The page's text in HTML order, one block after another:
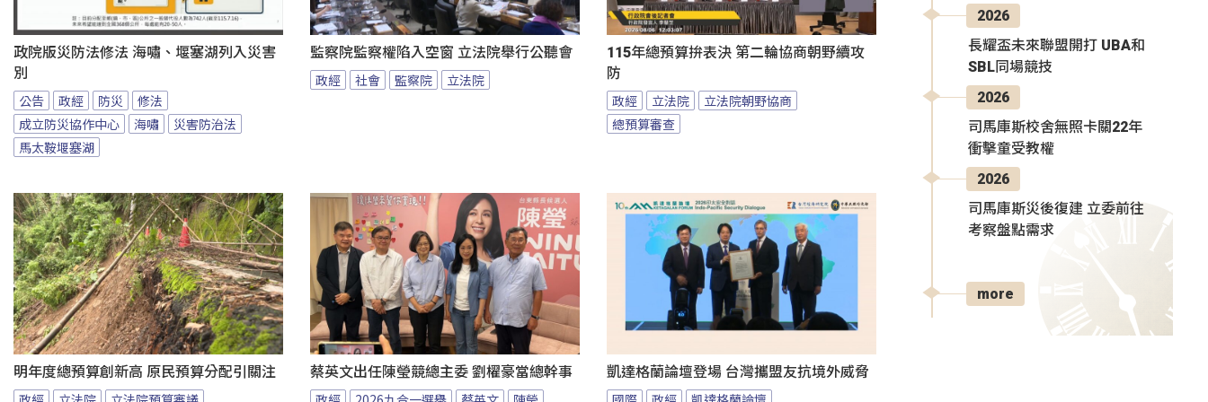
政院版災防法修法 海嘯、堰塞湖列入災害
別
公告 政經 防災
修法
成立防災協作中心
海嘯
災害防治法
馬太鞍堰塞湖
監察院監察權陷入空窗 立法院舉行公聽會
政經 社會 監察院 立法院
115年總預算拚表決 第二輪協商朝野續攻
防
政經 立法院
立法院朝野協商
總預算審查
明年度總預算創新高 原民預算分配引關注 蔡英文出任陳瑩競總主委 劉櫂豪當總幹事 凱達格蘭論壇登場 台灣攜盟友抗境外威脅
2026
長耀盃未來聯盟開打 UBA和
SBL同場競技
2026
司馬庫斯校舍無照卡關22年
衝擊童受教權
2026
司馬庫斯災後復建 立委前往
考察盤點需求
more